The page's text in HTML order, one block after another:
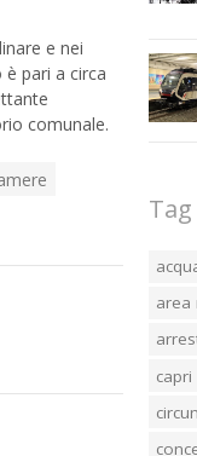
e nei
pari a circa
comunale.
Tag
area
capri